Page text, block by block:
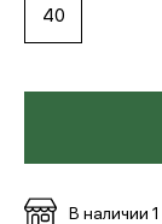
40
В наличии 1